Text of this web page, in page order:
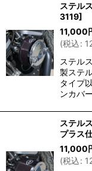
ステル
3119]
11,000
(税込:
ステル
製ステ
タイプ
ンカバー
ステル
プラス
11,000
(税込: